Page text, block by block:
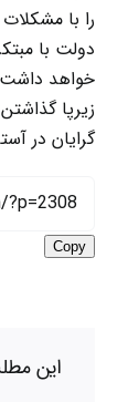
را با
دولت با
خواهد
زیرپا
گرایان در
Copy
این